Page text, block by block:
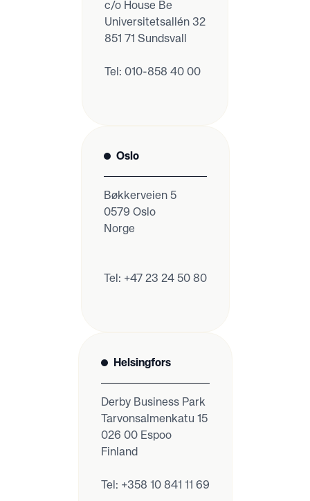
c/o House Be
Universitetsallén 32
851 71 Sundsvall
Tel: 010-858 40 00
Oslo
Bøkkerveien 5
0579 Oslo
Norge
Tel: +47 23 24 50 80
Helsingfors
Derby Business Park
Tarvonsalmenkatu 15
026 00 Espoo
Finland
Tel: +358 10 841 11 69